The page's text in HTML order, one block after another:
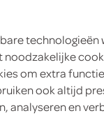
technologieën
om extra
ook altijd
analyseren en